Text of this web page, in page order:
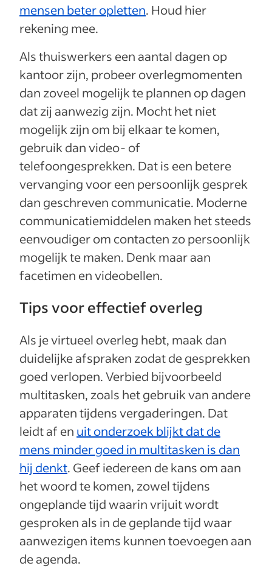
mensen beter opletten. Houd hier
rekening mee.
Als thuiswerkers een aantal dagen op
kantoor zijn, probeer overlegmomenten
dan zoveel mogelijk te plannen op dagen
dat zij aanwezig zijn. Mocht het niet
mogelijk zijn om bij elkaar te komen,
gebruik dan video- of
telefoongesprekken. Dat is een betere
vervanging voor een persoonlijk gesprek
dan geschreven communicatie. Moderne
communicatiemiddelen maken het steeds
eenvoudiger om contacten zo persoonlijk
mogelijk te maken. Denk maar aan
facetimen en videobellen.
Tips voor effectief overleg
Als je virtueel overleg hebt, maak dan
duidelijke afspraken zodat de gesprekken
goed verlopen. Verbied bijvoorbeeld
multitasken, zoals het gebruik van andere
apparaten tijdens vergaderingen. Dat
leidt af en uit onderzoek blijkt dat de
mens minder goed in multitasken is dan
hij denkt. Geef iedereen de kans om aan
het woord te komen, zowel tijdens
ongeplande tijd waarin vrijuit wordt
gesproken als in de geplande tijd waar
aanwezigen items kunnen toevoegen aan
de agenda.